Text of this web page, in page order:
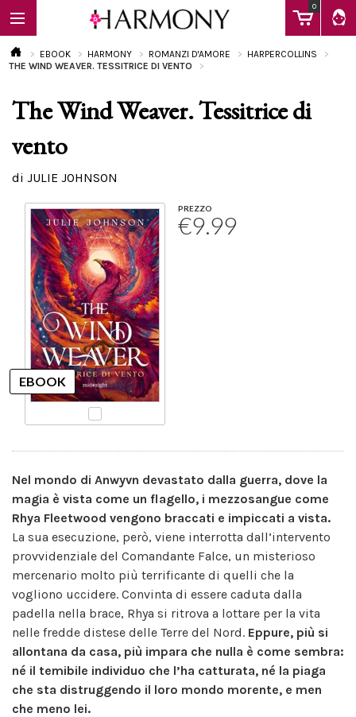
0
EBOOK
Calendario
EBOOK HARMONY ROMANZI D'AMORE
HARPERCOLLINS
THE WIND WEAVER. TESSITRICE DI VENTO
The Wind Weaver. Tessitrice di
vento
di JULIE JOHNSON
PREZZO
€9.99
Nel mondo di Anwyvn devastato dalla guerra, dove la
magia è vista come un flagello, i mezzosangue come
Rhya Fleetwood vengono braccati e impiccati a vista.
La sua esecuzione, però, viene interrotta dall’intervento
provvidenziale del Comandante Falce, un misterioso
mercenario molto più terrificante di quelli che la
vogliono uccidere. Convinta di essere caduta dalla
padella nella brace, Rhya si ritrova a lottare per la vita
nelle fredde distese delle Terre del Nord. Eppure, più si
allontana da casa, più impara che nulla è come sembra:
né il temibile individuo che l’ha catturata, né la piaga
che sta distruggendo il loro mondo morente, e men
che meno lei.